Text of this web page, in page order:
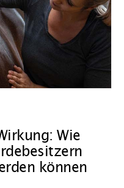
Wie
können